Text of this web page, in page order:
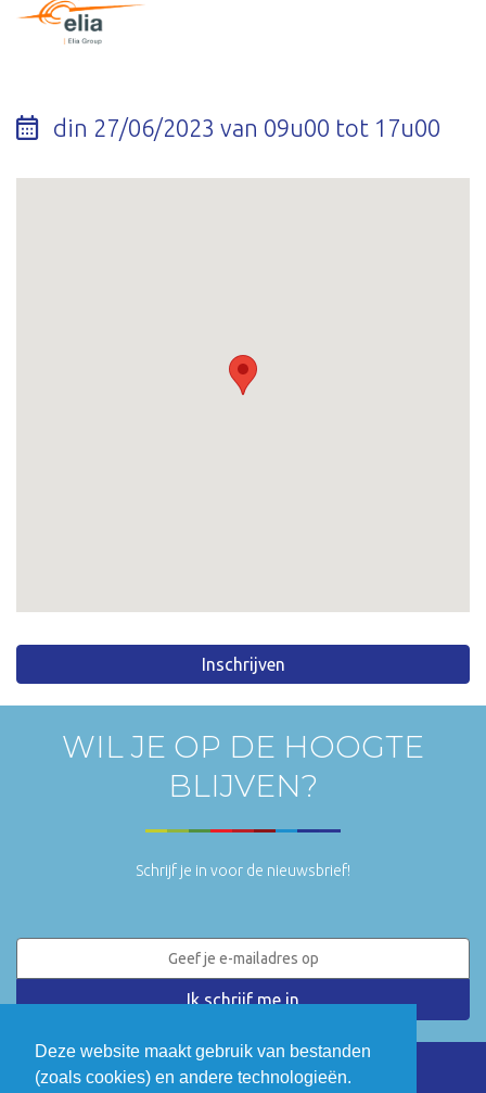
Deze website maakt gebruik van bestanden
(zoals cookies) en andere technologieën.
din 27/06/2023 van 09u00 tot 17u00
Inschrijven
WIL JE OP DE HOOGTE
BLIJVEN?
Schrijf je in voor de nieuwsbrief!